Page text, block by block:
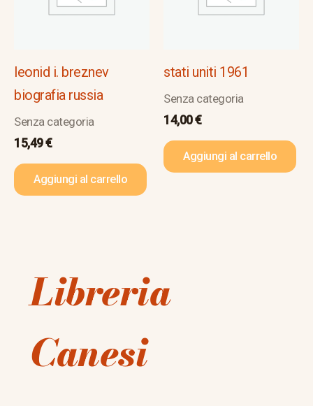
leonid i. breznev
biografia russia
Senza categoria
15,49€
Aggiungi al carrello
stati uniti 1961
Senza categoria
14,00€
Aggiungi al carrello
Libreria
Canesi